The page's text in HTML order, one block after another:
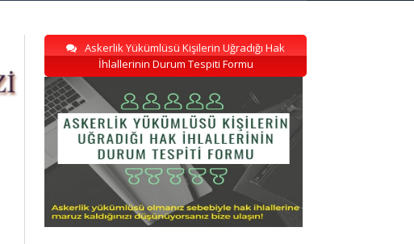
Askerlik Yükümlüsü Kişilerin Uğradığı Hak
İhlallerinin Durum Tespiti Formu